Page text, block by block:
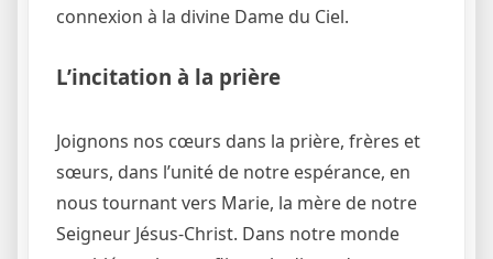
connexion à la divine Dame du Ciel.
L’incitation à la prière
Joignons nos cœurs dans la prière, frères et
sœurs, dans l’unité de notre espérance, en
nous tournant vers Marie, la mère de notre
Seigneur Jésus-Christ. Dans notre monde